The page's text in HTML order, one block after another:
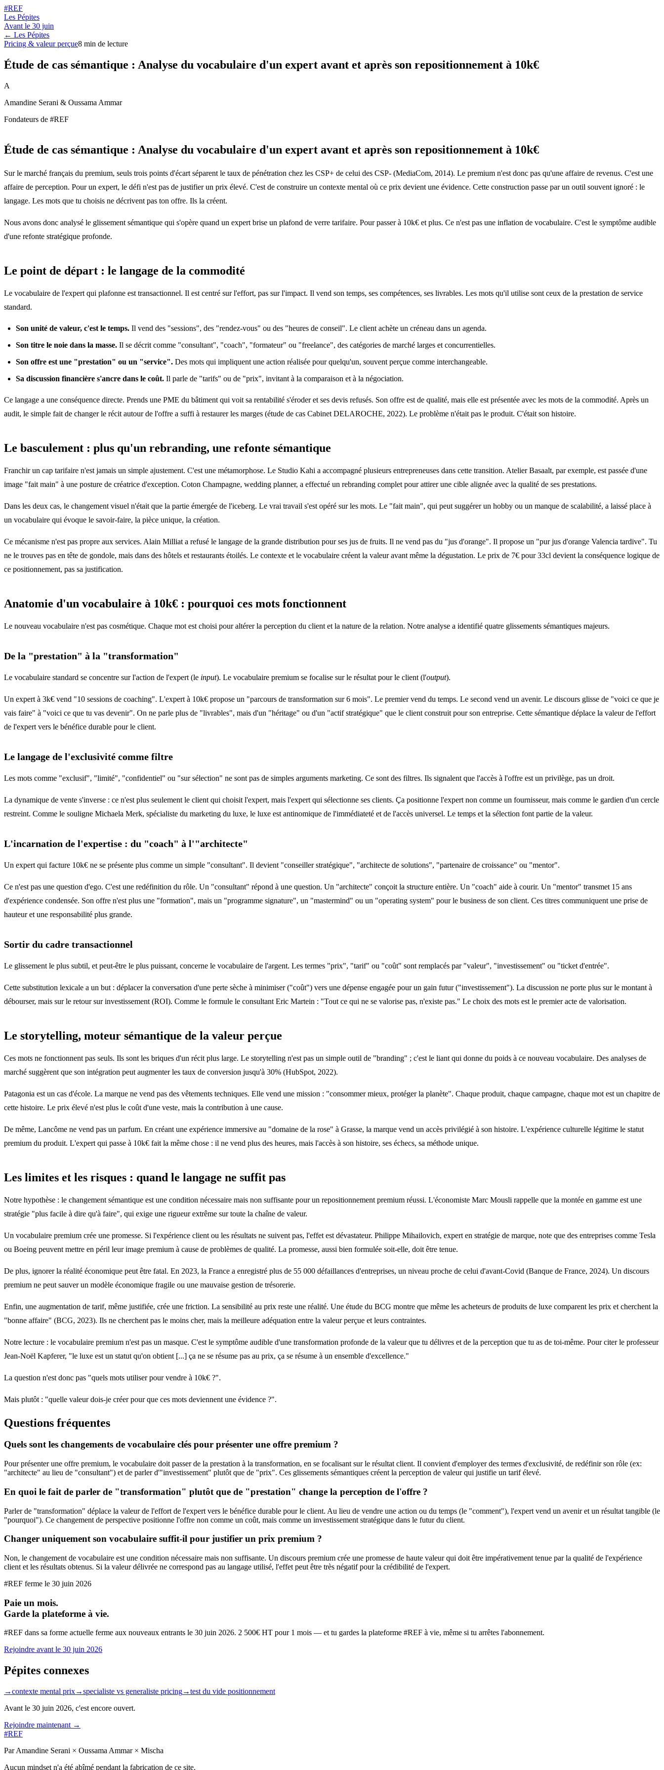
#REF
Les Pépites
Avant le 30 juin
← Les Pépites
Pricing & valeur perçue8 min de lecture
Étude de cas sémantique : Analyse du vocabulaire d'un expert avant et après son repositionnement à 10k€
A
Amandine Serani & Oussama Ammar
Fondateurs de #REF
Étude de cas sémantique : Analyse du vocabulaire d'un expert avant et après son repositionnement à 10k€
Sur le marché français du premium, seuls trois points d'écart séparent le taux de pénétration chez les CSP+ de celui des CSP- (MediaCom, 2014). Le premium n'est donc pas qu'une affaire de revenus. C'est une
affaire de perception. Pour un expert, le défi n'est pas de justifier un prix élevé. C'est de construire un contexte mental où ce prix devient une évidence. Cette construction passe par un outil souvent ignoré : le
langage. Les mots que tu choisis ne décrivent pas ton offre. Ils la créent.
Nous avons donc analysé le glissement sémantique qui s'opère quand un expert brise un plafond de verre tarifaire. Pour passer à 10k€ et plus. Ce n'est pas une inflation de vocabulaire. C'est le symptôme audible
d'une refonte stratégique profonde.
Le point de départ : le langage de la commodité
Le vocabulaire de l'expert qui plafonne est transactionnel. Il est centré sur l'effort, pas sur l'impact. Il vend son temps, ses compétences, ses livrables. Les mots qu'il utilise sont ceux de la prestation de service
standard.
Son unité de valeur, c'est le temps. Il vend des "sessions", des "rendez-vous" ou des "heures de conseil". Le client achète un créneau dans un agenda.
Son titre le noie dans la masse. Il se décrit comme "consultant", "coach", "formateur" ou "freelance", des catégories de marché larges et concurrentielles.
Son offre est une "prestation" ou un "service". Des mots qui impliquent une action réalisée pour quelqu'un, souvent perçue comme interchangeable.
Sa discussion financière s'ancre dans le coût. Il parle de "tarifs" ou de "prix", invitant à la comparaison et à la négociation.
Ce langage a une conséquence directe. Prends une PME du bâtiment qui voit sa rentabilité s'éroder et ses devis refusés. Son offre est de qualité, mais elle est présentée avec les mots de la commodité. Après un
audit, le simple fait de changer le récit autour de l'offre a suffi à restaurer les marges (étude de cas Cabinet DELAROCHE, 2022). Le problème n'était pas le produit. C'était son histoire.
Le basculement : plus qu'un rebranding, une refonte sémantique
Franchir un cap tarifaire n'est jamais un simple ajustement. C'est une métamorphose. Le Studio Kahi a accompagné plusieurs entrepreneuses dans cette transition. Atelier Basaalt, par exemple, est passée d'une
image "fait main" à une posture de créatrice d'exception. Coton Champagne, wedding planner, a effectué un rebranding complet pour attirer une cible alignée avec la qualité de ses prestations.
Dans les deux cas, le changement visuel n'était que la partie émergée de l'iceberg. Le vrai travail s'est opéré sur les mots. Le "fait main", qui peut suggérer un hobby ou un manque de scalabilité, a laissé place à
un vocabulaire qui évoque le savoir-faire, la pièce unique, la création.
Ce mécanisme n'est pas propre aux services. Alain Milliat a refusé le langage de la grande distribution pour ses jus de fruits. Il ne vend pas du "jus d'orange". Il propose un "pur jus d'orange Valencia tardive". Tu
ne le trouves pas en tête de gondole, mais dans des hôtels et restaurants étoilés. Le contexte et le vocabulaire créent la valeur avant même la dégustation. Le prix de 7€ pour 33cl devient la conséquence logique de
ce positionnement, pas sa justification.
Anatomie d'un vocabulaire à 10k€ : pourquoi ces mots fonctionnent
Le nouveau vocabulaire n'est pas cosmétique. Chaque mot est choisi pour altérer la perception du client et la nature de la relation. Notre analyse a identifié quatre glissements sémantiques majeurs.
De la "prestation" à la "transformation"
Le vocabulaire standard se concentre sur l'action de l'expert (le input). Le vocabulaire premium se focalise sur le résultat pour le client (l'output).
Un expert à 3k€ vend "10 sessions de coaching". L'expert à 10k€ propose un "parcours de transformation sur 6 mois". Le premier vend du temps. Le second vend un avenir. Le discours glisse de "voici ce que je
vais faire" à "voici ce que tu vas devenir". On ne parle plus de "livrables", mais d'un "héritage" ou d'un "actif stratégique" que le client construit pour son entreprise. Cette sémantique déplace la valeur de l'effort
de l'expert vers le bénéfice durable pour le client.
Le langage de l'exclusivité comme filtre
Les mots comme "exclusif", "limité", "confidentiel" ou "sur sélection" ne sont pas de simples arguments marketing. Ce sont des filtres. Ils signalent que l'accès à l'offre est un privilège, pas un droit.
La dynamique de vente s'inverse : ce n'est plus seulement le client qui choisit l'expert, mais l'expert qui sélectionne ses clients. Ça positionne l'expert non comme un fournisseur, mais comme le gardien d'un cercle
restreint. Comme le souligne Michaela Merk, spécialiste du marketing du luxe, le luxe est antinomique de l'immédiateté et de l'accès universel. Le temps et la sélection font partie de la valeur.
L'incarnation de l'expertise : du "coach" à l'"architecte"
Un expert qui facture 10k€ ne se présente plus comme un simple "consultant". Il devient "conseiller stratégique", "architecte de solutions", "partenaire de croissance" ou "mentor".
Ce n'est pas une question d'ego. C'est une redéfinition du rôle. Un "consultant" répond à une question. Un "architecte" conçoit la structure entière. Un "coach" aide à courir. Un "mentor" transmet 15 ans
d'expérience condensée. Son offre n'est plus une "formation", mais un "programme signature", un "mastermind" ou un "operating system" pour le business de son client. Ces titres communiquent une prise de
hauteur et une responsabilité plus grande.
Sortir du cadre transactionnel
Le glissement le plus subtil, et peut-être le plus puissant, concerne le vocabulaire de l'argent. Les termes "prix", "tarif" ou "coût" sont remplacés par "valeur", "investissement" ou "ticket d'entrée".
Cette substitution lexicale a un but : déplacer la conversation d'une perte sèche à minimiser ("coût") vers une dépense engagée pour un gain futur ("investissement"). La discussion ne porte plus sur le montant à
débourser, mais sur le retour sur investissement (ROI). Comme le formule le consultant Eric Martein : "Tout ce qui ne se valorise pas, n'existe pas." Le choix des mots est le premier acte de valorisation.
Le storytelling, moteur sémantique de la valeur perçue
Ces mots ne fonctionnent pas seuls. Ils sont les briques d'un récit plus large. Le storytelling n'est pas un simple outil de "branding" ; c'est le liant qui donne du poids à ce nouveau vocabulaire. Des analyses de
marché suggèrent que son intégration peut augmenter les taux de conversion jusqu'à 30% (HubSpot, 2022).
Patagonia est un cas d'école. La marque ne vend pas des vêtements techniques. Elle vend une mission : "consommer mieux, protéger la planète". Chaque produit, chaque campagne, chaque mot est un chapitre de
cette histoire. Le prix élevé n'est plus le coût d'une veste, mais la contribution à une cause.
De même, Lancôme ne vend pas un parfum. En créant une expérience immersive au "domaine de la rose" à Grasse, la marque vend un accès privilégié à son histoire. L'expérience culturelle légitime le statut
premium du produit. L'expert qui passe à 10k€ fait la même chose : il ne vend plus des heures, mais l'accès à son histoire, ses échecs, sa méthode unique.
Les limites et les risques : quand le langage ne suffit pas
Notre hypothèse : le changement sémantique est une condition nécessaire mais non suffisante pour un repositionnement premium réussi. L'économiste Marc Mousli rappelle que la montée en gamme est une
stratégie "plus facile à dire qu'à faire", qui exige une rigueur extrême sur toute la chaîne de valeur.
Un vocabulaire premium crée une promesse. Si l'expérience client ou les résultats ne suivent pas, l'effet est dévastateur. Philippe Mihailovich, expert en stratégie de marque, note que des entreprises comme Tesla
ou Boeing peuvent mettre en péril leur image premium à cause de problèmes de qualité. La promesse, aussi bien formulée soit-elle, doit être tenue.
De plus, ignorer la réalité économique peut être fatal. En 2023, la France a enregistré plus de 55 000 défaillances d'entreprises, un niveau proche de celui d'avant-Covid (Banque de France, 2024). Un discours
premium ne peut sauver un modèle économique fragile ou une mauvaise gestion de trésorerie.
Enfin, une augmentation de tarif, même justifiée, crée une friction. La sensibilité au prix reste une réalité. Une étude du BCG montre que même les acheteurs de produits de luxe comparent les prix et cherchent la
"bonne affaire" (BCG, 2023). Ils ne cherchent pas le moins cher, mais la meilleure adéquation entre la valeur perçue et leurs contraintes.
Notre lecture : le vocabulaire premium n'est pas un masque. C'est le symptôme audible d'une transformation profonde de la valeur que tu délivres et de la perception que tu as de toi-même. Pour citer le professeur
Jean-Noël Kapferer, "le luxe est un statut qu'on obtient [...] ça ne se résume pas au prix, ça se résume à un ensemble d'excellence."
La question n'est donc pas "quels mots utiliser pour vendre à 10k€ ?".
Mais plutôt : "quelle valeur dois-je créer pour que ces mots deviennent une évidence ?".
Questions fréquentes
Quels sont les changements de vocabulaire clés pour présenter une offre premium ?
Pour présenter une offre premium, le vocabulaire doit passer de la prestation à la transformation, en se focalisant sur le résultat client. Il convient d'employer des termes d'exclusivité, de redéfinir son rôle (ex:
"architecte" au lieu de "consultant") et de parler d'"investissement" plutôt que de "prix". Ces glissements sémantiques créent la perception de valeur qui justifie un tarif élevé.
En quoi le fait de parler de "transformation" plutôt que de "prestation" change la perception de l'offre ?
Parler de "transformation" déplace la valeur de l'effort de l'expert vers le bénéfice durable pour le client. Au lieu de vendre une action ou du temps (le "comment"), l'expert vend un avenir et un résultat tangible (le
"pourquoi"). Ce changement de perspective positionne l'offre non comme un coût, mais comme un investissement stratégique dans le futur du client.
Changer uniquement son vocabulaire suffit-il pour justifier un prix premium ?
Non, le changement de vocabulaire est une condition nécessaire mais non suffisante. Un discours premium crée une promesse de haute valeur qui doit être impérativement tenue par la qualité de l'expérience
client et les résultats obtenus. Si la valeur délivrée ne correspond pas au langage utilisé, l'effet peut être très négatif pour la crédibilité de l'expert.
#REF ferme le 30 juin 2026
Paie un mois.
Garde la plateforme à vie.
#REF dans sa forme actuelle ferme aux nouveaux entrants le 30 juin 2026. 2 500€ HT pour 1 mois — et tu gardes la plateforme #REF à vie, même si tu arrêtes l'abonnement.
Rejoindre avant le 30 juin 2026
Pépites connexes
→contexte mental prix→specialiste vs generaliste pricing→test du vide positionnement
Avant le 30 juin 2026, c'est encore ouvert.
Rejoindre maintenant →
#REF
Par Amandine Serani × Oussama Ammar × Mischa
Aucun mindset n'a été abîmé pendant la fabrication de ce site.